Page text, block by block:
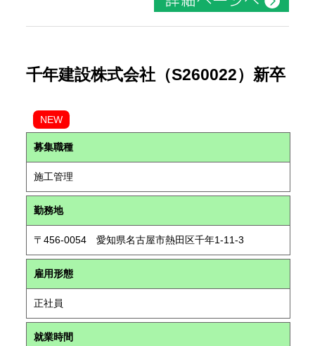
千年建設株式会社（S260022）新卒
NEW
募集職種
施工管理
勤務地
〒456-0054 愛知県名古屋市熱田区千年1-11-3
雇用形態
正社員
就業時間